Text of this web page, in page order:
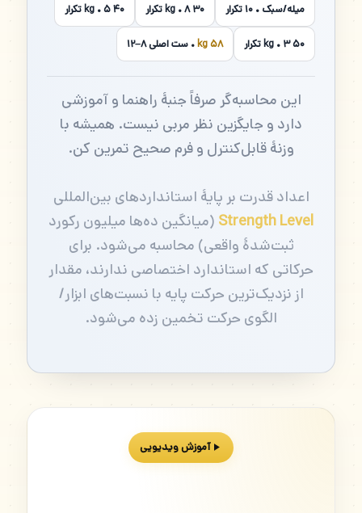
میله/سبک • ۱۰ تکرار ۳۰ kg • ۸ تکرار ۴۰ kg • ۵ تکرار
۵۰ kg • ۳ تکرار ۵۸ kg • ست اصلی ۸–۱۲
این محاسبه‌گر صرفاً جنبهٔ راهنما و آموزشی
دارد و جایگزین نظر مربی نیست. همیشه با
وزنهٔ قابل‌کنترل و فرم صحیح تمرین کن.
اعداد قدرت بر پایهٔ استانداردهای بین‌المللی
Strength Level (میانگین ده‌ها میلیون رکورد
ثبت‌شدهٔ واقعی) محاسبه می‌شود. برای
حرکاتی که استاندارد اختصاصی ندارند، مقدار
از نزدیک‌ترین حرکت پایه با نسبت‌های ابزار/
الگوی حرکت تخمین زده می‌شود.
آموزش ویدیویی